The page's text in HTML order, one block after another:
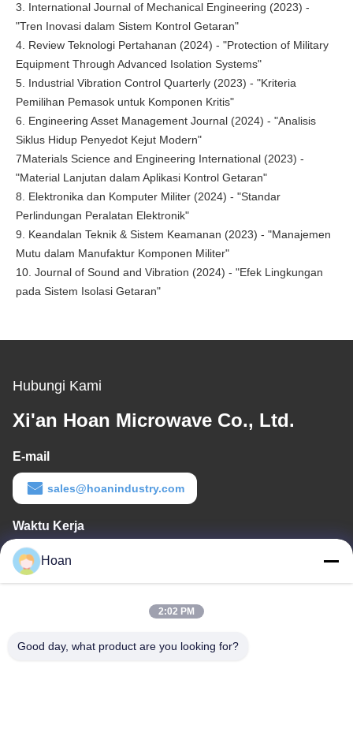
3. International Journal of Mechanical Engineering (2023) -
"Tren Inovasi dalam Sistem Kontrol Getaran"
4. Review Teknologi Pertahanan (2024) - "Protection of Military
Equipment Through Advanced Isolation Systems"
5. Industrial Vibration Control Quarterly (2023) - "Kriteria
Pemilihan Pemasok untuk Komponen Kritis"
6. Engineering Asset Management Journal (2024) - "Analisis
Siklus Hidup Penyedot Kejut Modern"
7Materials Science and Engineering International (2023) -
"Material Lanjutan dalam Aplikasi Kontrol Getaran"
8. Elektronika dan Komputer Militer (2024) - "Standar
Perlindungan Peralatan Elektronik"
9. Keandalan Teknik & Sistem Keamanan (2023) - "Manajemen
Mutu dalam Manufaktur Komponen Militer"
10. Journal of Sound and Vibration (2024) - "Efek Lingkungan
pada Sistem Isolasi Getaran"
Hubungi Kami
Xi'an Hoan Microwave Co., Ltd.
E-mail
sales@hoanindustry.com
Waktu Kerja
8:00-18:00
Alamat Kami
Teknologi Tinggi, Xi'an
Hoan
2:02 PM
Good day, what product are you looking for?